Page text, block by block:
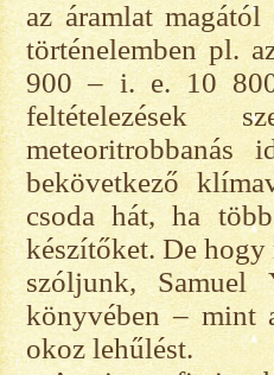
az áramlat
történelemben pl.
900 – i. e. 10
feltételezések
bekövetkező
csoda hát, ha
készítőket. De
szóljunk,
könyvében –
okoz lehűlést.